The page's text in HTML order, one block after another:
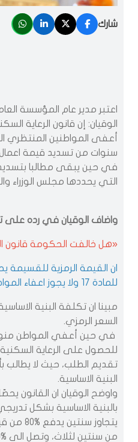
شارك
اعتبر مدير عام المؤسسة
سنوات من تسديد قيمة اعمال
في حين يبقى مطالبا
التي يحددها مجلس الوزراء
واضاف الوقيان في رده على
«هل خالفت الحكومة قانون
ان القيمة الرمزية للقسيمة
للمادة 17 ولا يجوز اعفاء المواطنين منها اطلاقا،
مبينا ان تكلفة البنية
السعر الرمزي.
في حين أعفي المواطن منها
تقديم الطلب، حيث لا يطالب
البنية الاساسية.
واوضح الوقيان ان القانون
بالبنية الاساسية بشكل